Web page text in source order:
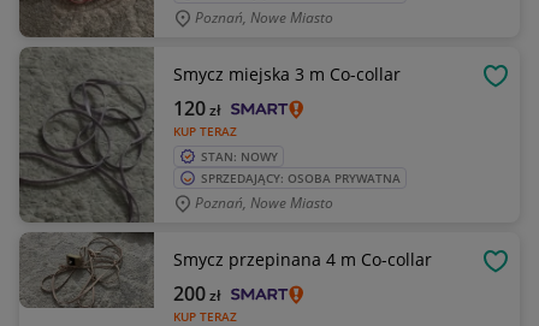
Poznań, Nowe Miasto
Smycz miejska 3 m Co-collar
KUP TERAZ
120zł
STAN: NOWY
SPRZEDAJĄCY: OSOBA PRYWATNA
Poznań, Nowe Miasto
Smycz przepinana 4 m Co-collar
KUP TERAZ
200zł